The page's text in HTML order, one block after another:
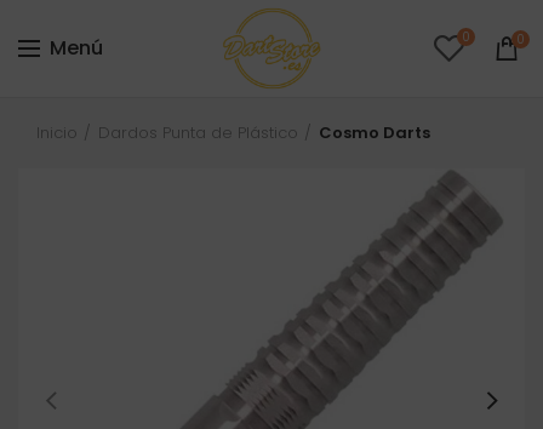
Menú 0 0
Inicio Dardos Punta de Plástico Cosmo Darts